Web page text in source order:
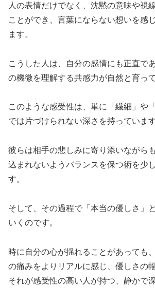
人の表情だけでなく、沈黙の意味や視
ことができ、言葉にならない想いを感
ます。
こうした人は、自分の感情にも正直で
の機微を理解する共感力が自然と育っ
このような感受性は、単に「繊細」や
では片づけられない深さを持っています
彼らは相手の悲しみに寄り添いながら
込まれないようバランスを保つ術を少
す。
そして、その過程で「本当の優しさ」
いくのです。
時に自分の心が揺れることがあっても
の痛みをよりリアルに感じ、優しさ
それが感受性の高い人が持つ、静かで